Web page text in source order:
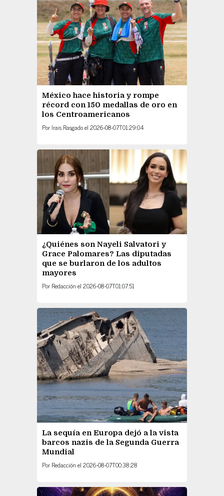
México hace historia y rompe
récord con 150 medallas de oro en
los Centroamericanos
Por Irais Rasgadoel 2026-08-07T01:29:04
¿Quiénes son Nayeli Salvatori y
Grace Palomares? Las diputadas
que se burlaron de los adultos
mayores
Por Redacción el 2026-08-07T01:07:51
La sequía en Europa dejó a la vista
barcos nazis de la Segunda Guerra
Mundial
Por Redacción el 2026-08-07T00:38:28